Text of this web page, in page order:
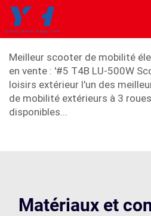
scooter
Meilleur scooter de mobilité
en vente : '#5 T4B LU-500W
loisirs extérieur l'un des
de mobilité extérieurs à 3
disponibles...
Matériaux et